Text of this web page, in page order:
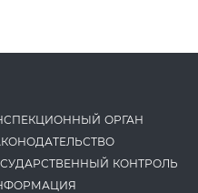
ОРГАН
КОНТРОЛЬ